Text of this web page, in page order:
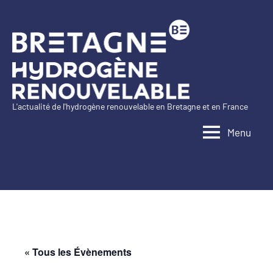
contenu
Bretagne
L'actualité de l'hydrogène renouvelable en Bretagne et en France
Menu
« Tous les Évènements